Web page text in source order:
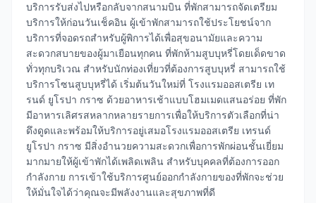
บริการรับส่งไปหรือกลับจากสนามบิน ที่พักสามารถจัดเตรียม
บริการให้ก่อนวันเช็คอิน ผู้เข้าพักสามารถใช้ประโยชน์จาก
บริการที่จอดรถสำหรับผู้พิการได้เพื่อสุขอนามัยและความ
สะดวกสบายของผู้มาเยือนทุกคน ที่พักห้ามสูบบุหรี่โดยเด็ดขาด
ทั่วทุกบริเวณ สำหรับนักท่องเที่ยวที่ต้องการสูบบุหรี่ สามารถใช้
บริการโซนสูบบุหรี่ได้ เริ่มต้นวันใหม่ที่ โรงแรมออสเตรีย เท
รนด์ ยูโรปา กราซ ด้วยอาหารเช้าแบบโฮมเมดแสนอร่อย ที่พัก
มีอาหารเลิศรสหลากหลายรายการเพื่อให้บริการตัวเลือกที่น่า
ดึงดูดและพร้อมให้บริการอยู่เสมอโรงแรมออสเตรีย เทรนด์
ยูโรปา กราซ มีสิ่งอำนวยความสะดวกเพื่อการพักผ่อนชั้นเยี่ยม
มากมายให้ผู้เข้าพักได้เพลิดเพลิน สำหรับบุคคลที่ต้องการออก
กำลังกาย การเข้าใช้บริการศูนย์ออกกำลังกายของที่พักจะช่วย
ให้มั่นใจได้ว่าคุณจะมีพลังงานและสุขภาพที่ดี